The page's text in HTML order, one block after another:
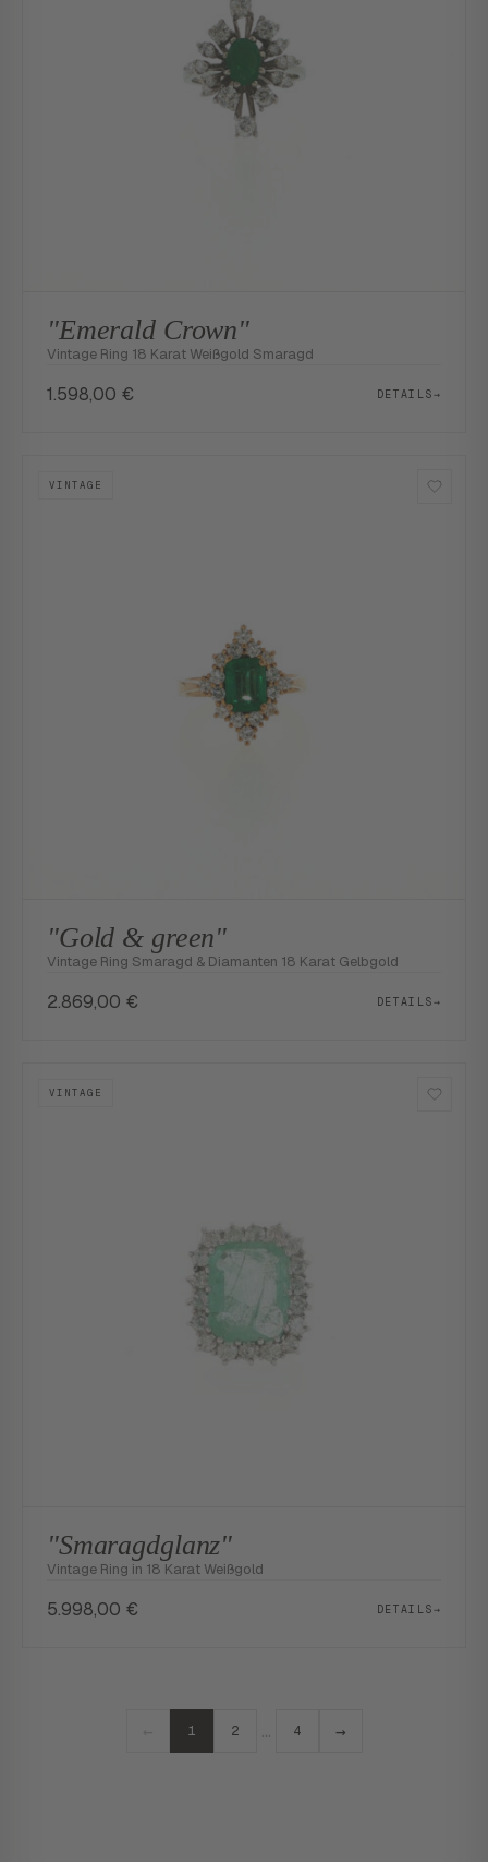
"Emerald Crown"
Vintage Ring 18 Karat Weißgold Smaragd
1.598,00 € DETAILS→
VINTAGE
"Gold & green"
Vintage Ring Smaragd & Diamanten 18 Karat Gelbgold
2.869,00 € DETAILS→
VINTAGE
"Smaragdglanz"
Vintage Ring in 18 Karat Weißgold
5.998,00 € DETAILS→
1 2 … 4 →